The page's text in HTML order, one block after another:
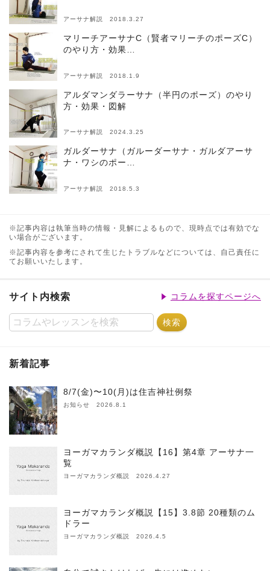
アーサナ解説 2018.3.27
マリーチアーサナC（賢者マリーチのポーズC）
のやり方・効果…
アーサナ解説 2018.1.9
アルダマンダラーサナ（半円のポーズ）のやり
方・効果・図解
アーサナ解説 2024.3.25
ガルダーサナ（ガルーダーサナ・ガルダアーサ
ナ・ワシのポー…
アーサナ解説 2018.5.3
※記事内容は執筆当時の情報・見解によるもので、現時点では有効でな
い場合がございます。
※記事内容を参考にされて生じたトラブルなどについては、自己責任に
てお願いいたします。
サイト内検索 コラムを探すページへ
新着記事
8/7(金)〜10(月)は住吉神社例祭
お知らせ 2026.8.1
ヨーガマカランダ概説【16】第4章 アーサナ一
覧
ヨーガマカランダ概説 2026.4.27
ヨーガマカランダ概説【15】3.8節 20種類のム
ドラー
ヨーガマカランダ概説 2026.4.5